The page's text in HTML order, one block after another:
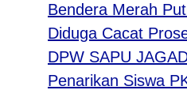
Bendera Merah Putih
Diduga Cacat
DPW SAPU JAGAD
Penarikan Siswa PKL